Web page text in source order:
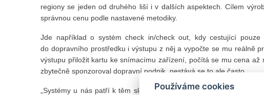
regiony se jeden od druhého liší i v dalších aspektech. Cílem
správnou cenu podle nastavené metodiky.
Jde například o systém check in/check out, kdy cestující
do dopravního prostředku i výstupu z něj a vypočte se mu reálně
výstupu přiložit kartu ke snímacímu zařízení, počítá se mu cena až
zbytečně sponzoroval dopravní podnik, nestává se to ale často.
„Systémy u nás patří k těm složitějším, zahraničí funguje většinou
Používáme cookies